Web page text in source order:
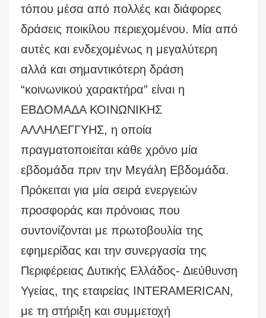
τόπου μέσα από πολλές και διάφορες
δράσεις ποικίλου περιεχομένου. Μία από
αυτές και ενδεχομένως η μεγαλύτερη
αλλά και σημαντικότερη δράση
“κοινωνικού χαρακτήρα” είναι η
ΕΒΔΟΜΑΔΑ ΚΟΙΝΩΝΙΚΗΣ
ΑΛΛΗΛΕΓΓΥΗΣ, η οποία
πραγματοποιείται κάθε χρόνο μία
εβδομάδα πριν την Μεγάλη Εβδομάδα.
Πρόκειται για μία σειρά ενεργειών
προσφοράς και πρόνοιας που
συντονίζονται με πρωτοβουλία της
εφημερίδας και την συνεργασία της
Περιφέρειας Δυτικής Ελλάδος- Διεύθυνση
Υγείας, της εταιρείας INTERAMERICAN,
με τη στήριξη και συμμετοχή